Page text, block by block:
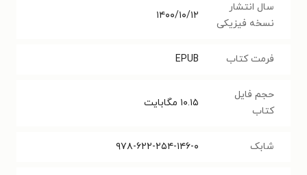
سال انتشار
نسخه فیزیکی
۱۴۰۰/۱۰/۱۲
فرمت کتاب EPUB
حجم فایل
کتاب
۱۰.۱۵ مگابایت
شابک ۹۷۸-۶۲۲-۲۵۴-۱۴۶-۰